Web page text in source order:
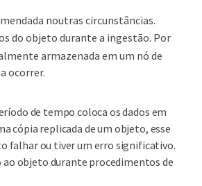
noutras circunstâncias.
do objeto durante a ingestão. Por
armazenada em um nó de
ocorrer.
de tempo coloca os dados em
cópia replicada de um objeto, esse
falhar ou tiver um erro significativo.
objeto durante procedimentos de